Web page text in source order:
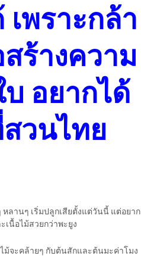
พราะกล้า
ร้างความ
อยากได้
วนไทย
ลานๆ เริ่มปลูกเสียตั้งแต่วันนี้ แต่อยาก
เนื้อไม้สวยกว่าพะยูง
ม้จะคล้ายๆ กับต้นสักและต้นมะค่าโมง